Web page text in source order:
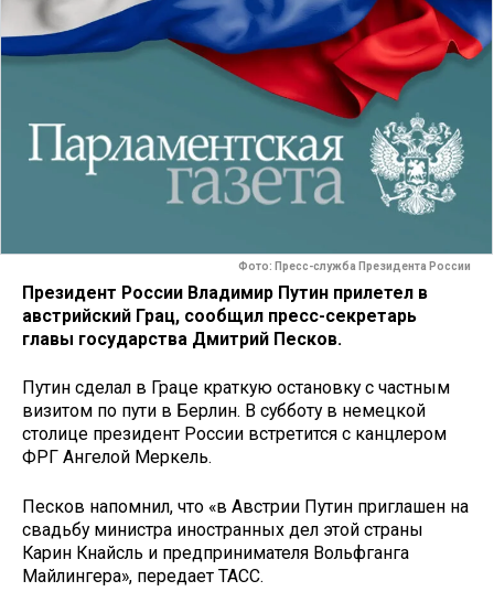
Фото: Пресс-служба Президента России
Президент России Владимир Путин прилетел в
австрийский Грац, сообщил пресс-секретарь
главы государства Дмитрий Песков.
Путин сделал в Граце краткую остановку с частным
визитом по пути в Берлин. В субботу в немецкой
столице президент России встретится с канцлером
ФРГ Ангелой Меркель.
Песков напомнил, что «в Австрии Путин приглашен на
свадьбу министра иностранных дел этой страны
Карин Кнайсль и предпринимателя Вольфганга
Майлингера», передает ТАСС.